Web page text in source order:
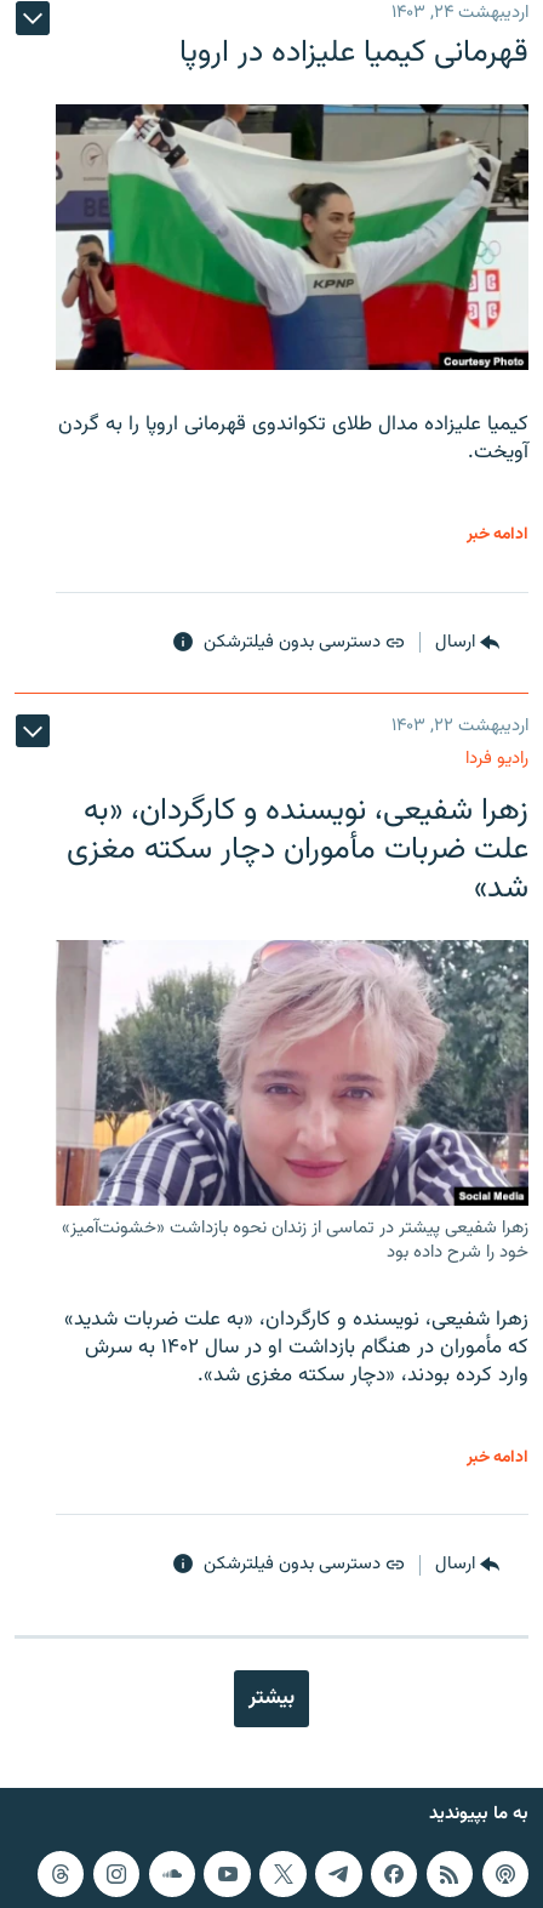
اردیبهشت ۲۴, ۱۴۰۳
قهرمانی کیمیا علیزاده در اروپا
کیمیا علیزاده مدال طلای تکواندوی قهرمانی اروپا را به گردن
آویخت.
ادامه خبر
ارسال دسترسی بدون فیلترشکن
اردیبهشت ۲۲, ۱۴۰۳
رادیو فردا
زهرا شفیعی، نویسنده و کارگردان، «به
علت ضربات مأموران دچار سکته مغزی
شد»
زهرا شفیعی پیشتر در تماسی از زندان نحوه بازداشت «خشونت‌آمیز»
خود را شرح داده بود
زهرا شفیعی، نویسنده و کارگردان، «به علت ضربات شدید»
که مأموران در هنگام بازداشت او در سال ۱۴۰۲ به سرش
وارد کرده بودند، «دچار سکته مغزی شد».
ادامه خبر
ارسال دسترسی بدون فیلترشکن
بیشتر
به ما بپیوندید